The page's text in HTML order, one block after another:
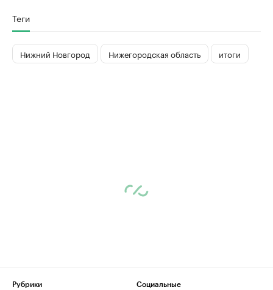
Теги
Нижний Новгород Нижегородская область итоги
Рубрики
Социальные